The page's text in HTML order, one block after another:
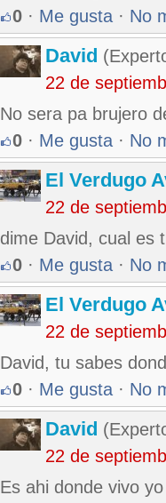
0 · Me gusta · No
David
22 de
No sera pa brujero
0 · Me gusta · No
El Verdugo
22 de
dime David, cual es
0 · Me gusta · No
El Verdugo
22 de
David, tu sabes
0 · Me gusta · No
David
22 de
Es ahi donde vivo yo